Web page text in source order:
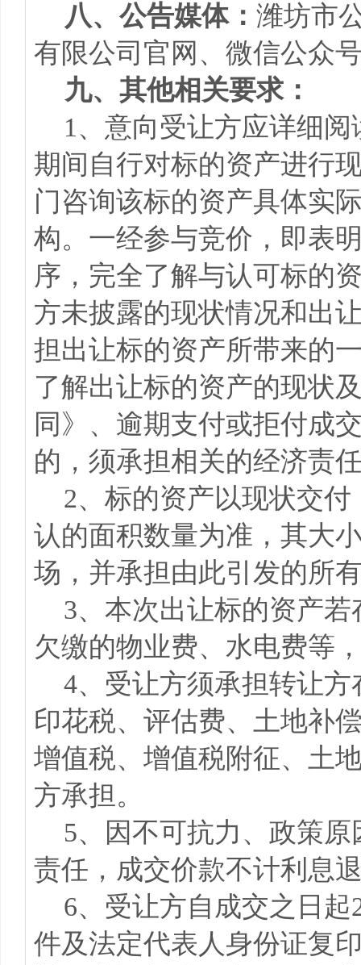
八、公告媒体： 潍坊市
有限公司官网、微信公众
九、其他相关要求：
1、意向受让方应详细
期间自行对标的资产进行
门咨询该标的资产具体实
构。一经参与竞价，即表
序，完全了解与认可标的
方未披露的现状情况和出
担出让标的资产所带来的
了解出让标的资产的现状
同》、逾期支付或拒付成
的，须承担相关的经济责
2、标的资产以现状交
认的面积数量为准，其大
场，并承担由此引发的所
3、本次出让标的资产
欠缴的物业费、水电费等
4、受让方须承担转让
印花税、评估费、土地补
增值税、增值税附征、土
方承担。
5、因不可抗力、政策
责任，成交价款不计利息
6、受让方自成交之日
件及法定代表人身份证复